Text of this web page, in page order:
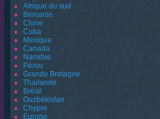
Afrique du sud
Birmanie
Chine
Cuba
Mexique
Canada
Namibie
Pérou
Grande Bretagne
Thailande
Brésil
Ouzbékistan
Chypre
Europe